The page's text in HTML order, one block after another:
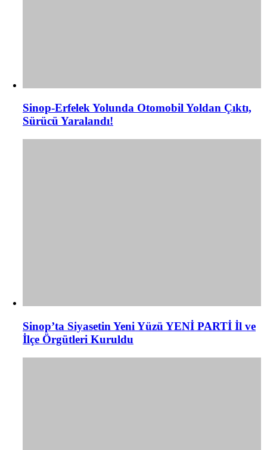
Sinop-Erfelek Yolunda Otomobil Yoldan Çıktı,
Sürücü Yaralandı!
Sinop’ta Siyasetin Yeni Yüzü YENİ PARTİ İl ve
İlçe Örgütleri Kuruldu